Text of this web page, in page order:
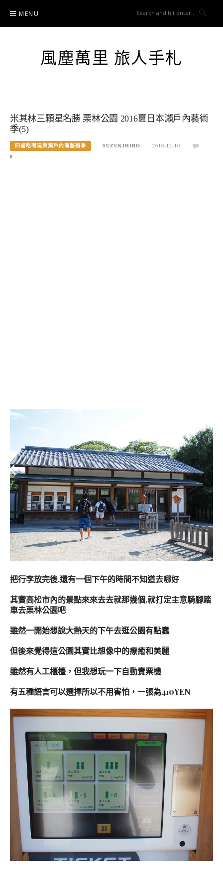
content
MENU
風塵萬里 旅人手札
米其林三顆星名勝 栗林公園 2016夏日本瀨戶內藝術
季(5)
四國吃喝玩樂瀨戶內海藝術季 SUZUKIHIRO
2016-12-10
0
把行李放完後,還有一個下午的時間不知道去哪好
其實高松市內的景點來來去去就那幾個,就打定主意騎腳踏
車去栗林公園吧
雖然一開始想說大熱天的下午去逛公園有點蠢
但後來覺得這公園其實比想像中的療癒和美麗
雖然有人工櫃檯， 但我想玩一下自動賣票機
有五種語言可以選擇所以不用害怕， 一張為410YEN